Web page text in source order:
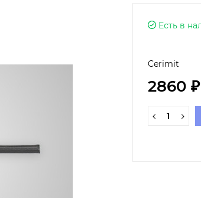
Есть в
Cerimit
2860 ₽